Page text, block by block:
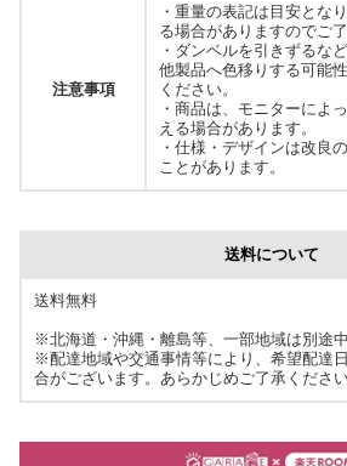
注意事項
・重量の表記は目安とな
る場合がありますのでご
・ダンベルを引きずるな
他製品へ色移りする可能
ください。
・商品は、モニターによ
える場合があります。
・仕様・デザインは改良
ことがあります。
送料について
送料無料
※北海道・沖縄・離島等、一部地域は別途
※配達地域や交通事情等により、希望配達
合がございます。あらかじめご了承ください